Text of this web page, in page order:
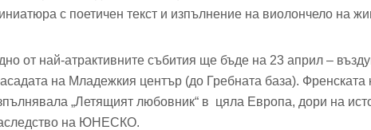
с поетичен текст и изпълнение на виолончело на
от най-атрактивните събития ще бъде на 23 април –
на Младежкия център (до Гребната база).
„Летящият любовник“ в цяла Европа, дори на
на ЮНЕСКО.